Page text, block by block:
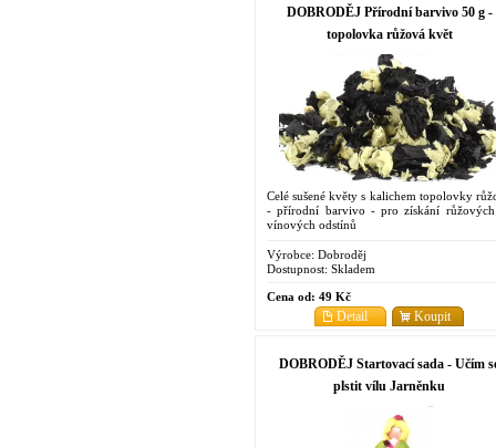
DOBRODĚJ Přírodní barvivo 50 g -
topolovka růžová květ
Celé sušené květy s kalichem topolovky
- přírodní barvivo - pro získání
vínových odstínů
Výrobce: Dobroděj
Dostupnost: Skladem
Cena od: 49 Kč
Koupit
Detail
DOBRODĚJ Startovací sada - Učím
plstit vílu Jarněnku